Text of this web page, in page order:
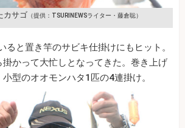
カサゴ （提供：TSURINEWSライター・藤倉聡）
ると置き竿のサビキ仕掛けにもヒット。
掛かって大忙しとなってきた。巻き上げ
型のオオモンハタ1匹の4連掛け。